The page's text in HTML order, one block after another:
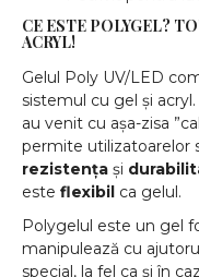
CE ESTE POLYGEL?
ACRYL!
Gelul Poly UV/LED
sistemul cu gel și
au venit cu așa-zisa
permite utilizatoarelor
rezistența și
este flexibil ca gelul.
Polygelul este un gel
manipulează cu
special, la fel ca și în